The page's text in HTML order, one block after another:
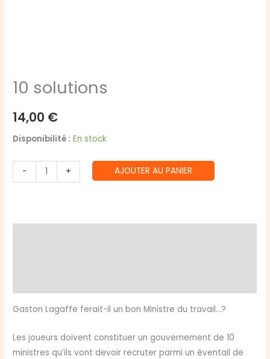
10 solutions
14,00 €
Disponibilité : En stock
-
quantité
de
+ AJOUTER AU PANIER
Gaston Lagaffe ferait-il un bon Ministre du travail…?
Les joueurs doivent constituer un gouvernement de 10
ministres qu’ils vont devoir recruter parmi un éventail de